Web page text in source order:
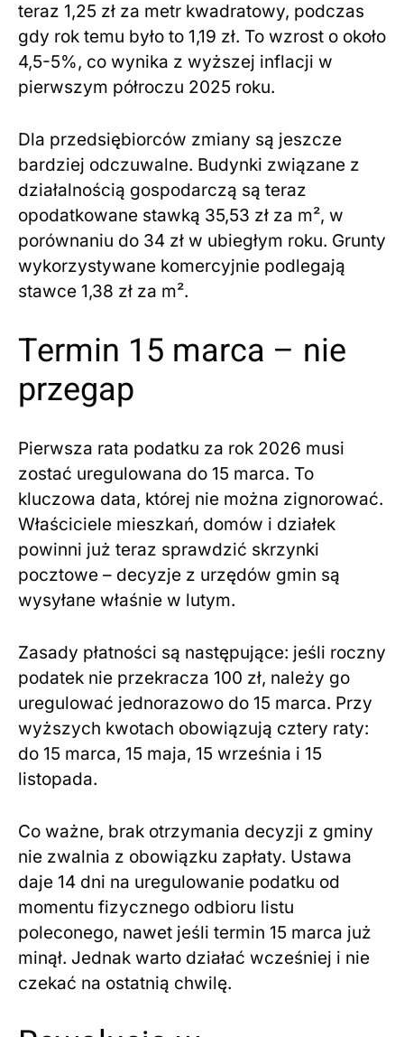
teraz 1,25 zł za metr kwadratowy, podczas
gdy rok temu było to 1,19 zł. To wzrost o około
4,5-5%, co wynika z wyższej inflacji w
pierwszym półroczu 2025 roku.
Dla przedsiębiorców zmiany są jeszcze
bardziej odczuwalne. Budynki związane z
działalnością gospodarczą są teraz
opodatkowane stawką 35,53 zł za m², w
porównaniu do 34 zł w ubiegłym roku. Grunty
wykorzystywane komercyjnie podlegają
stawce 1,38 zł za m².
Termin 15 marca – nie
przegap
Pierwsza rata podatku za rok 2026 musi
zostać uregulowana do 15 marca. To
kluczowa data, której nie można zignorować.
Właściciele mieszkań, domów i działek
powinni już teraz sprawdzić skrzynki
pocztowe – decyzje z urzędów gmin są
wysyłane właśnie w lutym.
Zasady płatności są następujące: jeśli roczny
podatek nie przekracza 100 zł, należy go
uregulować jednorazowo do 15 marca. Przy
wyższych kwotach obowiązują cztery raty:
do 15 marca, 15 maja, 15 września i 15
listopada.
Co ważne, brak otrzymania decyzji z gminy
nie zwalnia z obowiązku zapłaty. Ustawa
daje 14 dni na uregulowanie podatku od
momentu fizycznego odbioru listu
poleconego, nawet jeśli termin 15 marca już
minął. Jednak warto działać wcześniej i nie
czekać na ostatnią chwilę.